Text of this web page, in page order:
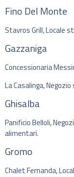
Fino Del Monte
Stavros Grill, Locale
Gazzaniga
Concessionaria
La Casalinga,
Ghisalba
Panificio Belloli,
alimentari.
Gromo
Chalet Fernanda,